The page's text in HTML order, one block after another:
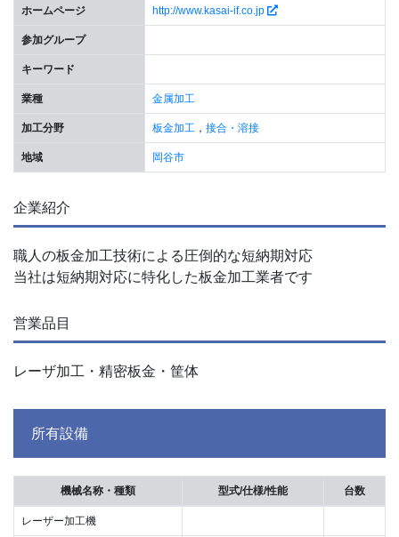
ホームページ http://www.kasai-if.co.jp
参加グループ
キーワード
業種 金属加工
加工分野 板金加工， 接合・溶接
地域 岡谷市
企業紹介
職人の板金加工技術による圧倒的な短納期対応
当社は短納期対応に特化した板金加工業者です
営業品目
レーザ加工・精密板金・筐体
所有設備
機械名称・種類 型式/仕様/性能 台数
レーザー加工機